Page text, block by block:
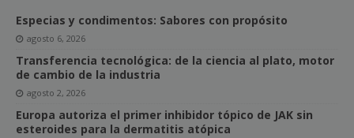
Especias y condimentos: Sabores con propósito
agosto 6, 2026
Transferencia tecnológica: de la ciencia al plato, motor
de cambio de la industria
agosto 2, 2026
Europa autoriza el primer inhibidor tópico de JAK sin
esteroides para la dermatitis atópica